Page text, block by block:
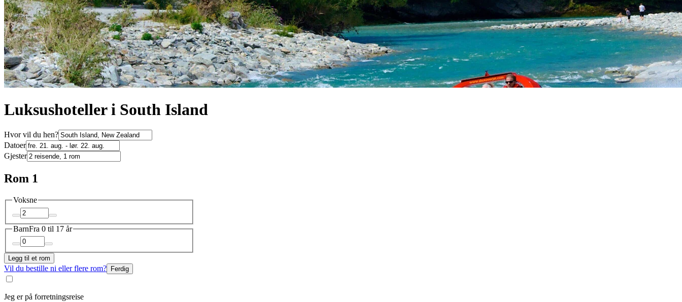
Luksushoteller i South Island
Hvor vil du hen?
Datoer
Gjester
Rom 1
Voksne
BarnFra 0 til 17 år
Legg til et rom
Vil du bestille ni eller flere rom? Ferdig
Jeg er på forretningsreise